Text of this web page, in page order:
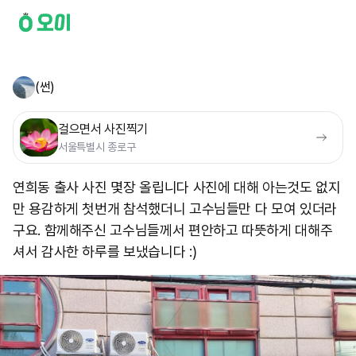
(썬)
걸으면서 사진찍기
서울특별시 종로구
연희동 출사 사진 몇장 올립니다 사진에 대해 아는것도 없지
만 용감하게 첫번개 참석했더니 고수님들만 다 모여 있더라
구요. 함께해주신 고수님들께서 편안하고 따뜻하게 대해주
셔서 감사한 하루를 보냈습니다 :) ​